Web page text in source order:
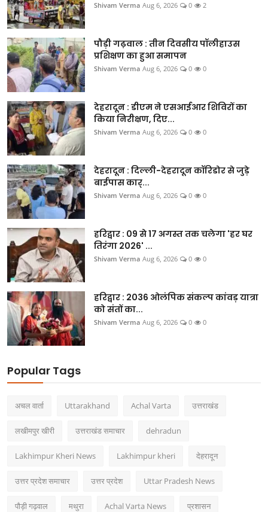
अपना राज्य - अपना शहर
जॉब - कैरियर
सिनेमा
विचार वार्ता
लाइफस्टाइल
टेक्नोलॉजी
अन्य
उत्तर प्रदेश
फोटो
Gallery
Hindi
Shivam Verma Aug 6, 2026 0 2
पौड़ी गढ़वाल : तीन दिवसीय पॉलीहाउस
प्रशिक्षण का हुआ समापन
Shivam Verma Aug 6, 2026 0 0
देहरादून : डीएम ने एसआईआर शिविरों का
किया निरीक्षण, दिए...
Shivam Verma Aug 6, 2026 0 0
देहरादून : दिल्ली-देहरादून कॉरिडोर से जुड़े
बाईपास कार्...
Shivam Verma Aug 6, 2026 0 0
हरिद्वार : 09 से 17 अगस्त तक चलेगा 'हर घर
तिरंगा 2026' ...
Shivam Verma Aug 6, 2026 0 0
हरिद्वार : 2036 ओलंपिक संकल्प कांवड़ यात्रा
को संतों का...
Shivam Verma Aug 6, 2026 0 0
Popular Tags
अचल वार्ता Uttarakhand Achal Varta उत्तराखंड
लखीमपुर खीरी उत्तराखंड समाचार dehradun
Lakhimpur Kheri News Lakhimpur kheri देहरादून
उत्तर प्रदेश समाचार उत्तर प्रदेश Uttar Pradesh News
पौड़ी गढ़वाल मथुरा Achal Varta News प्रशासन